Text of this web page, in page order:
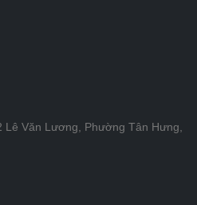
Lê Văn Lương, Phường Tân Hưng,